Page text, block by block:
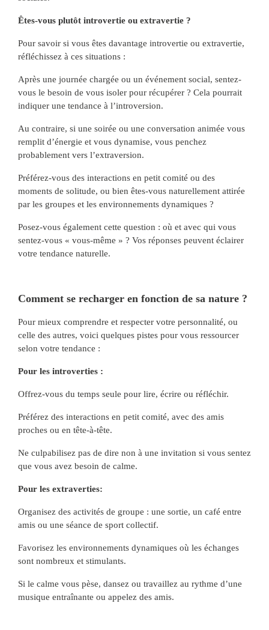
Êtes-vous plutôt introvertie ou extravertie ?
Pour savoir si vous êtes davantage introvertie ou extravertie,
réfléchissez à ces situations :
Après une journée chargée ou un événement social, sentez-
vous le besoin de vous isoler pour récupérer ? Cela pourrait
indiquer une tendance à l’introversion.
Au contraire, si une soirée ou une conversation animée vous
remplit d’énergie et vous dynamise, vous penchez
probablement vers l’extraversion.
Préférez-vous des interactions en petit comité ou des
moments de solitude, ou bien êtes-vous naturellement attirée
par les groupes et les environnements dynamiques ?
Posez-vous également cette question : où et avec qui vous
sentez-vous « vous-même » ? Vos réponses peuvent éclairer
votre tendance naturelle.
Comment se recharger en fonction de sa nature ?
Pour mieux comprendre et respecter votre personnalité, ou
celle des autres, voici quelques pistes pour vous ressourcer
selon votre tendance :
Pour les introverties :
Offrez-vous du temps seule pour lire, écrire ou réfléchir.
Préférez des interactions en petit comité, avec des amis
proches ou en tête-à-tête.
Ne culpabilisez pas de dire non à une invitation si vous sentez
que vous avez besoin de calme.
Pour les extraverties:
Organisez des activités de groupe : une sortie, un café entre
amis ou une séance de sport collectif.
Favorisez les environnements dynamiques où les échanges
sont nombreux et stimulants.
Si le calme vous pèse, dansez ou travaillez au rythme d’une
musique entraînante ou appelez des amis.